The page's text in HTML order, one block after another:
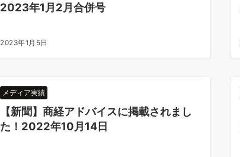
2023年1月2月合併号
2023年1月5日
メディア実績
【新聞】商経アドバイスに掲載されまし
た！2022年10月14日